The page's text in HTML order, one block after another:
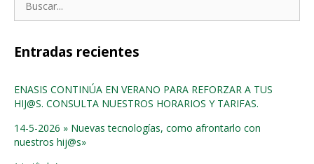
Entradas recientes
ENASIS CONTINÚA EN VERANO PARA REFORZAR A TUS
HIJ@S. CONSULTA NUESTROS HORARIOS Y TARIFAS.
14-5-2026 » Nuevas tecnologías, como afrontarlo con
nuestros hij@s»